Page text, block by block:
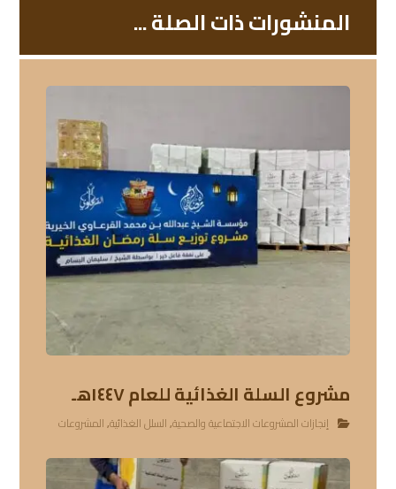
المنشورات ذات الصلة ...
مشروع السلة الغذائية للعام ١٤٤٧هـ
إنجازات المشروعات الاجتماعية والصحية,السلل الغذائية,المشروعات